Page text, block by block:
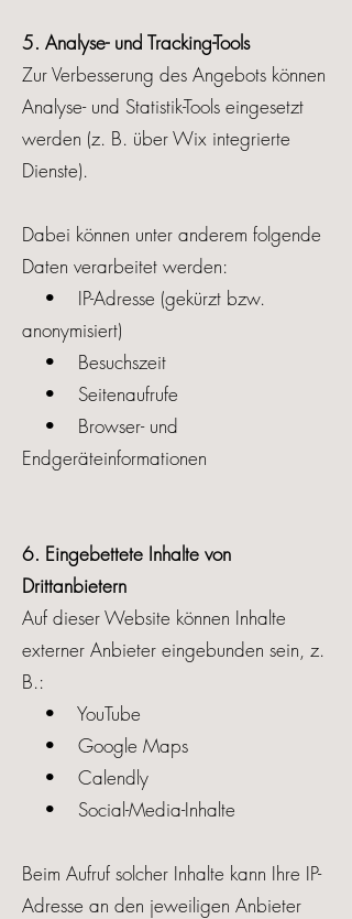
5. Analyse- und Tracking-Tools
Zur Verbesserung des Angebots können
Analyse- und Statistik-Tools eingesetzt
werden (z. B. über Wix integrierte
Dienste).
Dabei können unter anderem folgende
Daten verarbeitet werden:
• IP-Adresse (gekürzt bzw.
anonymisiert)
• Besuchszeit
• Seitenaufrufe
• Browser- und
Endgeräteinformationen
6. Eingebettete Inhalte von
Drittanbietern
Auf dieser Website können Inhalte
externer Anbieter eingebunden sein, z.
B.:
• YouTube
• Google Maps
• Calendly
• Social-Media-Inhalte
Beim Aufruf solcher Inhalte kann Ihre IP-
Adresse an den jeweiligen Anbieter